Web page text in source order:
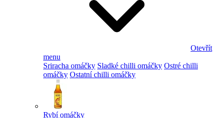
Otevřít
menu
Sriracha omáčky Sladké chilli omáčky Ostré chilli
omáčky Ostatní chilli omáčky
Rybí omáčky